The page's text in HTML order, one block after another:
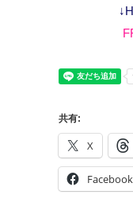
共有:
X
Facebook